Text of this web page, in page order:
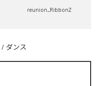
reunion_RibbonZ
/ ダンス